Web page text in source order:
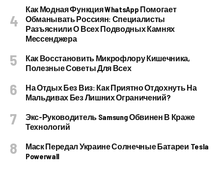
Как Модная Функция WhatsApp Помогает
Обманывать Россиян: Специалисты
Разъяснили О Всех Подводных Камнях
Мессенджера
Как Восстановить Микрофлору Кишечника,
Полезные Советы Для Всех
На Отдых Без Виз: Как Приятно Отдохнуть На
Мальдивах Без Лишних Ограничений?
Экс-Руководитель Samsung Обвинен В Краже
Технологий
Маск Передал Украине Солнечные Батареи Tesla
Powerwall